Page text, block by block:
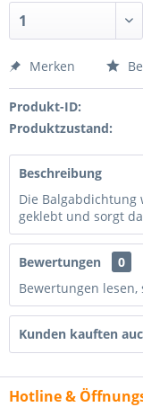
Merken
Produkt-ID:
Produktzustand:
Beschreibung
Die Balgabdichtung
geklebt und sorgt
Bewertungen
0
Bewertungen lesen,
Kunden kauften
Hotline &